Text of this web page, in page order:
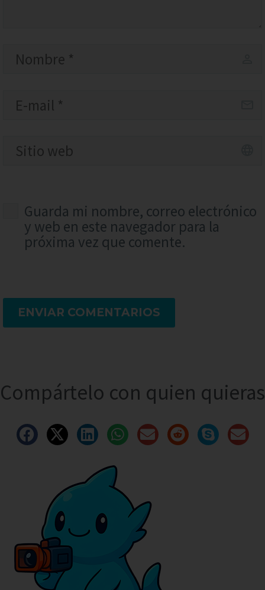
Guarda mi nombre, correo electrónico
y web en este navegador para la
próxima vez que comente.
ENVIAR COMENTARIOS
Compártelo con quien quieras